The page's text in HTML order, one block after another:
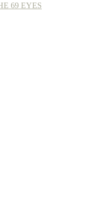
69 EYES